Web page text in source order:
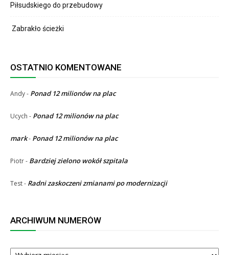
Piłsudskiego do przebudowy
Zabrakło ścieżki
OSTATNIO KOMENTOWANE
Andy- Ponad 12 milionów na plac
Ucych - Ponad 12 milionów na plac
mark- Ponad 12 milionów na plac
Piotr- Bardziej zielono wokół szpitala
Test- Radni zaskoczeni zmianami po modernizacji
ARCHIWUM NUMERÓW
ARCHIWUM